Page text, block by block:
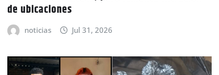
de ubicaciones
noticias Jul 31, 2026